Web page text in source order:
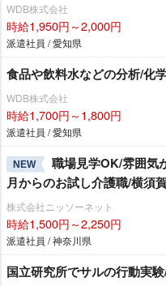
WDB株式会社
時給1,950円～2,000円
派遣社員 / 愛知県
食品や飲料水などの分析/化
WDB株式会社
時給1,700円～1,800円
派遣社員 / 愛知県
NEW
職場見学OK/雰囲気
月からのお試し介護職/横須
株式会社ニッソーネット
時給1,500円～2,250円
派遣社員 / 神奈川県
国立研究所でサルの行動実